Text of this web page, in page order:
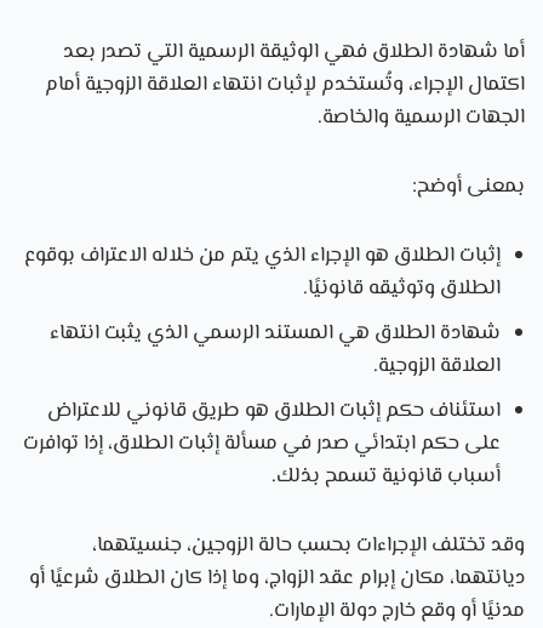
أما شهادة الطلاق فهي الوثيقة الرسمية التي تصدر بعد
اكتمال الإجراء، وتُستخدم لإثبات انتهاء العلاقة الزوجية أمام
الجهات الرسمية والخاصة.
بمعنى أوضح:
إثبات الطلاق هو الإجراء الذي يتم من خلاله الاعتراف بوقوع
الطلاق وتوثيقه قانونيًا.
شهادة الطلاق هي المستند الرسمي الذي يثبت انتهاء
العلاقة الزوجية.
استئناف حكم إثبات الطلاق هو طريق قانوني للاعتراض
على حكم ابتدائي صدر في مسألة إثبات الطلاق، إذا توافرت
أسباب قانونية تسمح بذلك.
وقد تختلف الإجراءات بحسب حالة الزوجين، جنسيتهما،
ديانتهما، مكان إبرام عقد الزواج، وما إذا كان الطلاق شرعيًا أو
مدنيًا أو وقع خارج دولة الإمارات.